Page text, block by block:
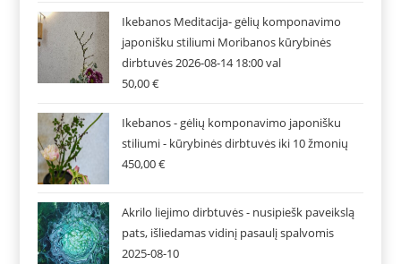
Ikebanos Meditacija- gėlių komponavimo
japonišku stiliumi Moribanos kūrybinės
dirbtuvės 2026-08-14 18:00 val
50,00€
Ikebanos - gėlių komponavimo japonišku
stiliumi - kūrybinės dirbtuvės iki 10 žmonių
450,00€
Akrilo liejimo dirbtuvės - nusipiešk paveikslą
pats, išliedamas vidinį pasaulį spalvomis
2025-08-10